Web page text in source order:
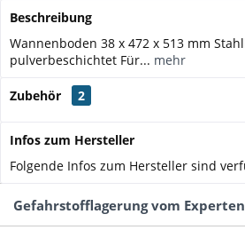
Beschreibung
Wannenboden 38 x 472 x 513 mm
pulverbeschichtet Für... mehr
Zubehör 2
Infos zum Hersteller
Folgende Infos zum Hersteller sind
Gefahrstofflagerung vom Experten